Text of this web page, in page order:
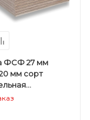
ФСФ 27 мм
мм сорт